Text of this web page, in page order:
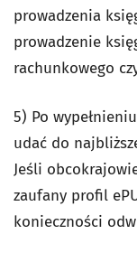
prowadzenia
prowadzenie
rachunkowego
5) Po
udać do
Jeśli
zaufany profil
konieczności